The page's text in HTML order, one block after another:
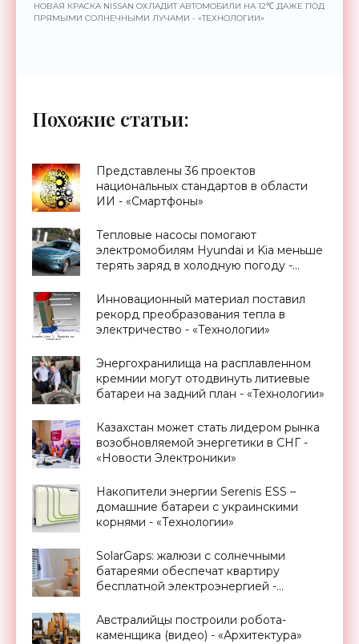
НОВАЯ КРАСКА NISSAN ОХЛАДИТ АВТОМОБИЛИ НА 12℃ ДАЖЕ ПОД
ПРЯМЫМИ СОЛНЕЧНЫМИ ЛУЧАМИ - «ТЕХНОЛОГИИ»
Похожие статьи:
Представлены 36 проектов
национальных стандартов в области
ИИ - «Смартфоны»
Тепловые насосы помогают
электромобилям Hyundai и Kia меньше
терять заряд в холодную погоду -
Инновационный материал поставил
рекорд преобразования тепла в
электричество - «Технологии»
Энергохранилища на расплавленном
кремнии могут отодвинуть литиевые
батареи на задний план - «Технологии»
Казахстан может стать лидером рынка
возобновляемой энергетики в СНГ -
«Новости Электроники»
Накопители энергии Serenis ESS –
домашние батареи с украинскими
корнями - «Технологии»
SolarGaps: жалюзи с солнечными
батареями обеспечат квартиру
бесплатной электроэнергией -
Австралийцы построили робота-
каменщика (видео) - «Архитектура»